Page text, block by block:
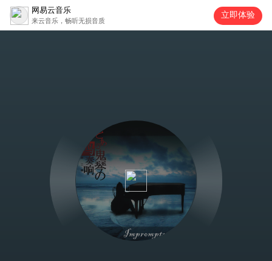
网易云音乐
来云音乐，畅听无损音质
立即体验